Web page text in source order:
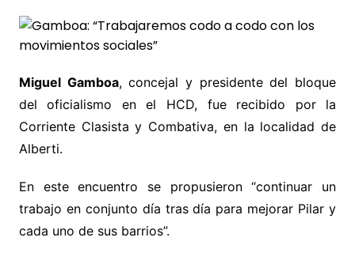
Miguel Gamboa, concejal y presidente del bloque
del oficialismo en el HCD, fue recibido por la
Corriente Clasista y Combativa, en la localidad de
Alberti.
En este encuentro se propusieron “continuar un
trabajo en conjunto día tras día para mejorar Pilar y
cada uno de sus barrios”.